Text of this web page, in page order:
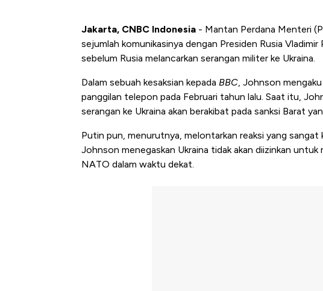
Jakarta, CNBC Indonesia - Mantan Perdana Menteri
sejumlah komunikasinya dengan Presiden Rusia
sebelum Rusia melancarkan serangan militer ke Ukraina.
Dalam sebuah kesaksian kepada BBC, Johnson
panggilan telepon pada Februari tahun lalu. Saat itu,
serangan ke Ukraina akan berakibat pada sanksi Barat
Putin pun, menurutnya, melontarkan reaksi yang sangat
Johnson menegaskan Ukraina tidak akan diizinkan
NATO dalam waktu dekat.